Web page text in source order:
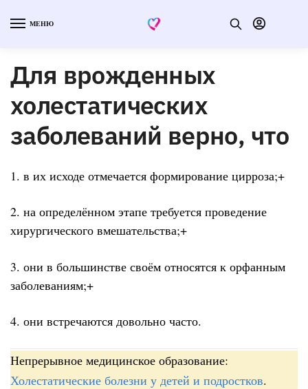
МЕНЮ
Для врожденных
холестатических
заболеваний верно, что
1. в их исходе отмечается формирование цирроза;+
2. на определённом этапе требуется проведение
хирургического вмешательства;+
3. они в большинстве своём относятся к орфанным
заболеваниям;+
4. они встречаются довольно часто.
Непрерывное медицинское образование:
Холестатические болезни у детей и подростков.